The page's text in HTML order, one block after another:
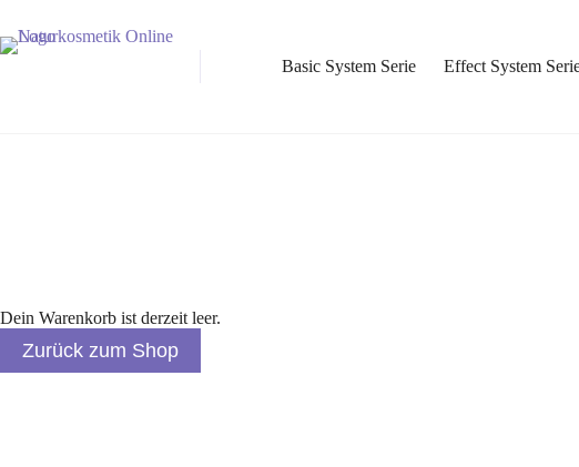
Basic System Serie Effect System
Dein Warenkorb ist derzeit leer.
Zurück zum Shop